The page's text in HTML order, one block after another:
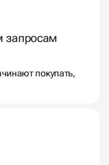
запросам
покупать,